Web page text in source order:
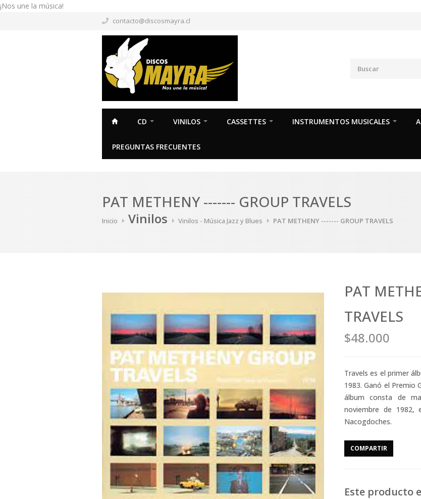
¡Nos une la música!
contacto@discosmayra.cl
CD VINILOS CASSETTES INSTRUMENTOS MUSICALES
PREGUNTAS FRECUENTES
PAT METHENY ------- GROUP TRAVELS
Inicio Vinilos Vinilos - Música Jazz y Blues PAT METHENY ------- GROUP TRAVELS
PAT
TRAVELS
$48.000
Travels es el primer
1983. Ganó el Premio
álbum consta de
noviembre de 1982,
Nacogdoches.
COMPARTIR
Este producto